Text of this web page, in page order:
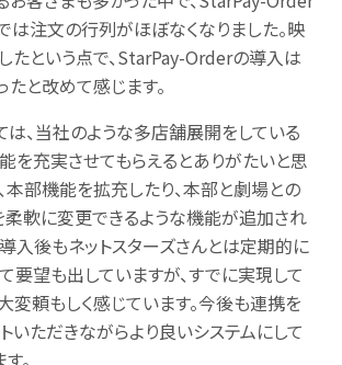
は注文の行列がほぼなくなりました。映
たという点で、StarPay-Orderの導入は
と改めて感じます。
、当社のような多店舗展開をしている
を充実させてもらえるとありがたいと思
本部機能を拡充したり、本部と劇場との
柔軟に変更できるような機能が追加され
入後もネットスターズさんとは定期的に
要望も出していますが、すでに実現して
変頼もしく感じています。今後も連携を
いただきながらより良いシステムにして
。